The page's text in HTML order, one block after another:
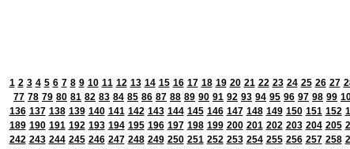
1 2 3 4 5 6 7 8 9 10 11 12 13 14 15 16 17 18 19 20 21 22 23 24 25 26 27
77 78 79 80 81 82 83 84 85 86 87 88 89 90 91 92 93 94 95 96 97 98 99
136 137 138 139 140 141 142 143 144 145 146 147 148 149 150 151 152
189 190 191 192 193 194 195 196 197 198 199 200 201 202 203 204 205
242 243 244 245 246 247 248 249 250 251 252 253 254 255 256 257 258